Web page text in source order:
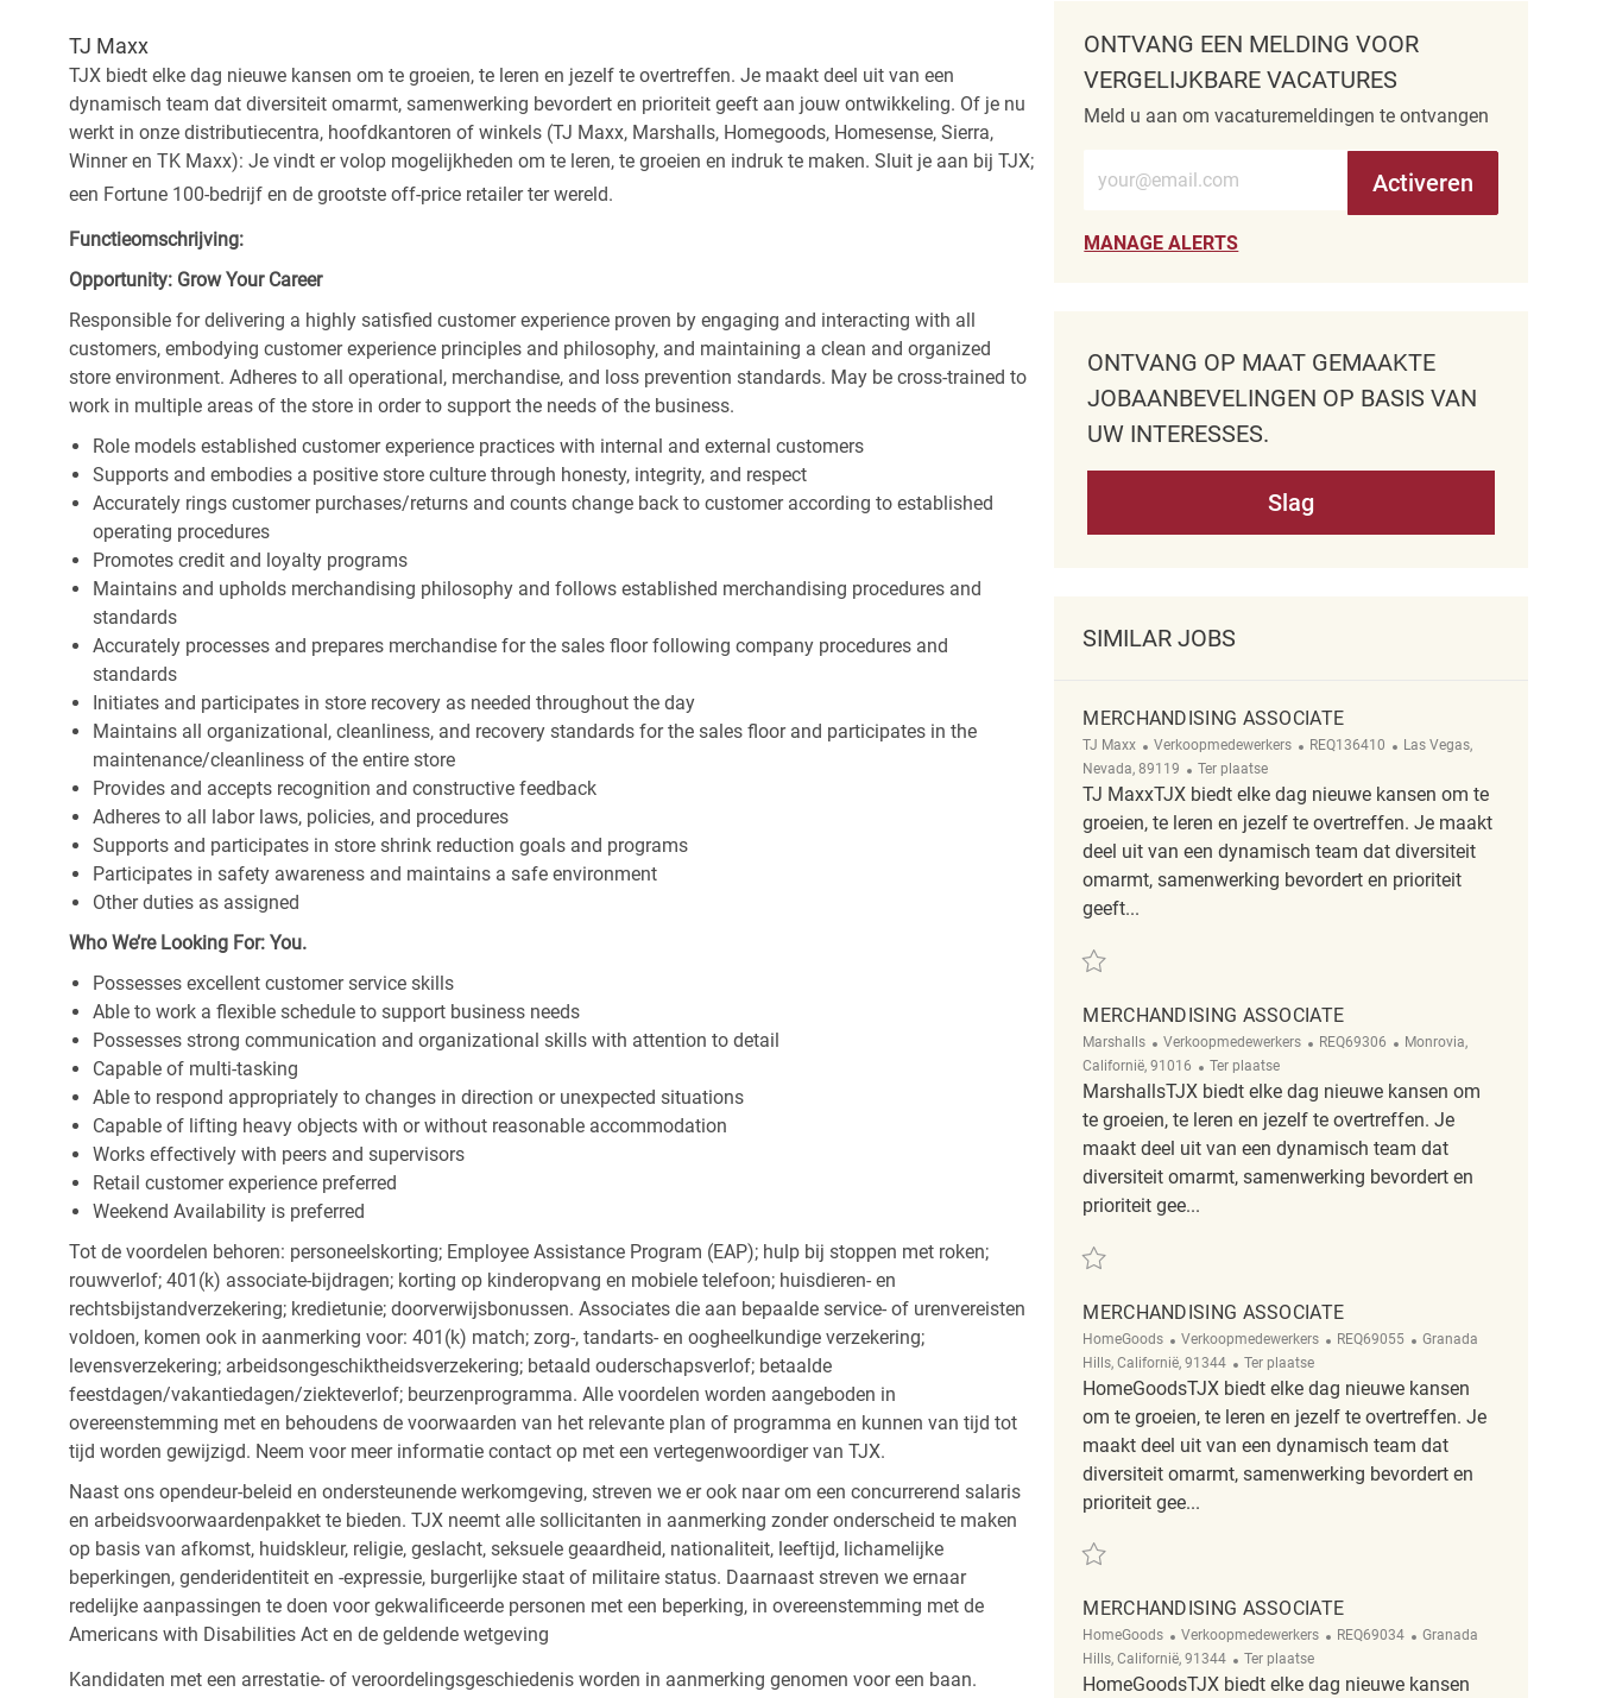
TJ Maxx
TJX biedt elke dag nieuwe kansen om te groeien, te leren en jezelf te overtreffen. Je maakt deel uit van een
dynamisch team dat diversiteit omarmt, samenwerking bevordert en prioriteit geeft aan jouw ontwikkeling. Of je nu
werkt in onze distributiecentra, hoofdkantoren of winkels (TJ Maxx, Marshalls, Homegoods, Homesense, Sierra,
Winner en TK Maxx): Je vindt er volop mogelijkheden om te leren, te groeien en indruk te maken. Sluit je aan bij TJX;
een Fortune 100-bedrijf en de grootste off-price retailer ter wereld.
Functieomschrijving:
Opportunity: Grow Your Career
Responsible for delivering a highly satisfied customer experience proven by engaging and interacting with all
customers, embodying customer experience principles and philosophy, and maintaining a clean and organized
store environment. Adheres to all operational, merchandise, and loss prevention standards. May be cross-trained to
work in multiple areas of the store in order to support the needs of the business.
Role models established customer experience practices with internal and external customers
Supports and embodies a positive store culture through honesty, integrity, and respect
Accurately rings customer purchases/returns and counts change back to customer according to established
operating procedures
Promotes credit and loyalty programs
Maintains and upholds merchandising philosophy and follows established merchandising procedures and
standards
Accurately processes and prepares merchandise for the sales floor following company procedures and
standards
Initiates and participates in store recovery as needed throughout the day
Maintains all organizational, cleanliness, and recovery standards for the sales floor and participates in the
maintenance/cleanliness of the entire store
Provides and accepts recognition and constructive feedback
Adheres to all labor laws, policies, and procedures
Supports and participates in store shrink reduction goals and programs
Participates in safety awareness and maintains a safe environment
Other duties as assigned
Who We’re Looking For: You.
Possesses excellent customer service skills
Able to work a flexible schedule to support business needs
Possesses strong communication and organizational skills with attention to detail
Capable of multi-tasking
Able to respond appropriately to changes in direction or unexpected situations
Capable of lifting heavy objects with or without reasonable accommodation
Works effectively with peers and supervisors
Retail customer experience preferred
Weekend Availability is preferred
Tot de voordelen behoren: personeelskorting; Employee Assistance Program (EAP); hulp bij stoppen met roken;
rouwverlof; 401(k) associate-bijdragen; korting op kinderopvang en mobiele telefoon; huisdieren- en
rechtsbijstandverzekering; kredietunie; doorverwijsbonussen. Associates die aan bepaalde service- of urenvereisten
voldoen, komen ook in aanmerking voor: 401(k) match; zorg-, tandarts- en oogheelkundige verzekering;
levensverzekering; arbeidsongeschiktheidsverzekering; betaald ouderschapsverlof; betaalde
feestdagen/vakantiedagen/ziekteverlof; beurzenprogramma. Alle voordelen worden aangeboden in
overeenstemming met en behoudens de voorwaarden van het relevante plan of programma en kunnen van tijd tot
tijd worden gewijzigd. Neem voor meer informatie contact op met een vertegenwoordiger van TJX.
Naast ons opendeur-beleid en ondersteunende werkomgeving, streven we er ook naar om een concurrerend salaris
en arbeidsvoorwaardenpakket te bieden. TJX neemt alle sollicitanten in aanmerking zonder onderscheid te maken
op basis van afkomst, huidskleur, religie, geslacht, seksuele geaardheid, nationaliteit, leeftijd, lichamelijke
beperkingen, genderidentiteit en -expressie, burgerlijke staat of militaire status. Daarnaast streven we ernaar
redelijke aanpassingen te doen voor gekwalificeerde personen met een beperking, in overeenstemming met de
Americans with Disabilities Act en de geldende wetgeving
Kandidaten met een arrestatie- of veroordelingsgeschiedenis worden in aanmerking genomen voor een baan.
ONTVANG EEN MELDING VOOR
VERGELIJKBARE VACATURES
Meld u aan om vacaturemeldingen te ontvangen
Activeren
MANAGE ALERTS
ONTVANG OP MAAT GEMAAKTE
JOBAANBEVELINGEN OP BASIS VAN
UW INTERESSES.
Slag
SIMILAR JOBS
MERCHANDISING ASSOCIATE
TJ Maxx Categorie
Verkoopmedewerkers ReqId
REQ136410 Plaats
Las Vegas,
Nevada, 89119
Afgelegen
Ter plaatse
TJ MaxxTJX biedt elke dag nieuwe kansen om te
groeien, te leren en jezelf te overtreffen. Je maakt
deel uit van een dynamisch team dat diversiteit
omarmt, samenwerking bevordert en prioriteit
geeft...
Redden Merchandising Associate REQ136410
MERCHANDISING ASSOCIATE
Marshalls Categorie
Verkoopmedewerkers ReqId
REQ69306 Plaats
Monrovia,
Californië, 91016
Afgelegen
Ter plaatse
MarshallsTJX biedt elke dag nieuwe kansen om
te groeien, te leren en jezelf te overtreffen. Je
maakt deel uit van een dynamisch team dat
diversiteit omarmt, samenwerking bevordert en
prioriteit gee...
MERCHANDISING ASSOCIATE
HomeGoods Categorie
Verkoopmedewerkers ReqId
REQ69055 Plaats
Granada
Hills, Californië, 91344
Afgelegen
Ter plaatse
HomeGoodsTJX biedt elke dag nieuwe kansen
om te groeien, te leren en jezelf te overtreffen. Je
maakt deel uit van een dynamisch team dat
diversiteit omarmt, samenwerking bevordert en
prioriteit gee...
Redden Merchandising Associate REQ69055
MERCHANDISING ASSOCIATE
HomeGoods Categorie
Verkoopmedewerkers ReqId
REQ69034 Plaats
Granada
Hills, Californië, 91344
Afgelegen
Ter plaatse
HomeGoodsTJX biedt elke dag nieuwe kansen